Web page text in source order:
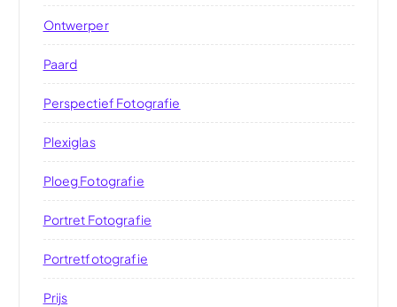
Ontwerper
Paard
Perspectief Fotografie
Plexiglas
Ploeg Fotografie
Portret Fotografie
Portretfotografie
Prijs